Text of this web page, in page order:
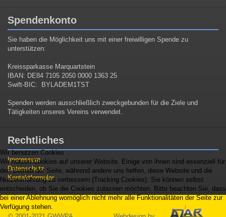
Spendenkonto
Sie haben die Möglichkeit uns mit einer freiwilligen Spende zu
unterstützen:
Kreissparkasse Marquartstein
IBAN: DE84 7105 2050 0000 1363 25
Swift-BIC: BYLADEM1TST
Spenden werden ausschließlich zweckgebunden für die Ziele und
Tätigkeiten unseres Vereins verwendet.
Rechtliches
Impressum
Datenschutz
Kontaktformular
Wir benutzen Cookies
Wir nutzen Cookies auf unserer Website. Einige von ihnen sind essenziell für
den Betrieb der Seite, während andere uns helfen, diese Website und die
Nutzererfahrung zu verbessern (Tracking Cookies). Sie können selbst
entscheiden, ob Sie die Cookies zulassen möchten. Bitte beachten Sie, dass
bei einer Ablehnung womöglich nicht mehr alle Funktionalitäten der Seite zur
Verfügung stehen.